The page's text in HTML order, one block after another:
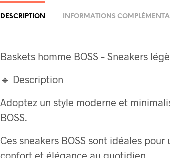
DESCRIPTION INFORMATIONS
Baskets homme BOSS – Sneakers
🔹 Description
Adoptez un style moderne et
BOSS.
Ces sneakers BOSS sont idéales
confort et élégance au quotidien.